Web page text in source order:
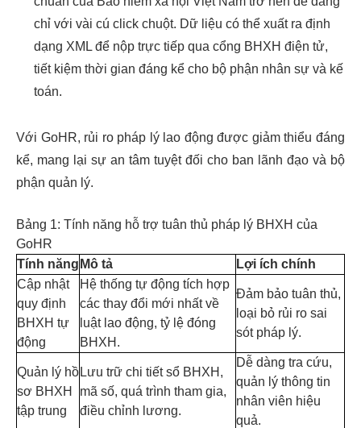
chỉ với vài cú click chuột. Dữ liệu có thể xuất ra định
dạng XML để nộp trực tiếp qua cổng BHXH điện tử,
tiết kiệm thời gian đáng kể cho bộ phận nhân sự và kế
toán.
Với GoHR, rủi ro pháp lý lao động được giảm thiểu đáng
kể, mang lại sự an tâm tuyệt đối cho ban lãnh đạo và bộ
phận quản lý.
Bảng 1: Tính năng hỗ trợ tuân thủ pháp lý BHXH của
GoHR
Tính năng Mô tả
Lợi ích chính
Cập nhật
quy định
BHXH tự
động
Hệ thống tự động tích hợp
các thay đổi mới nhất về
luật lao động, tỷ lệ đóng
BHXH.
Đảm bảo tuân thủ,
loại bỏ rủi ro sai
sót pháp lý.
Quản lý hồ
sơ BHXH
tập trung
Lưu trữ chi tiết sổ BHXH,
mã số, quá trình tham gia,
điều chỉnh lương.
Dễ dàng tra cứu,
quản lý thông tin
nhân viên hiệu
quả.